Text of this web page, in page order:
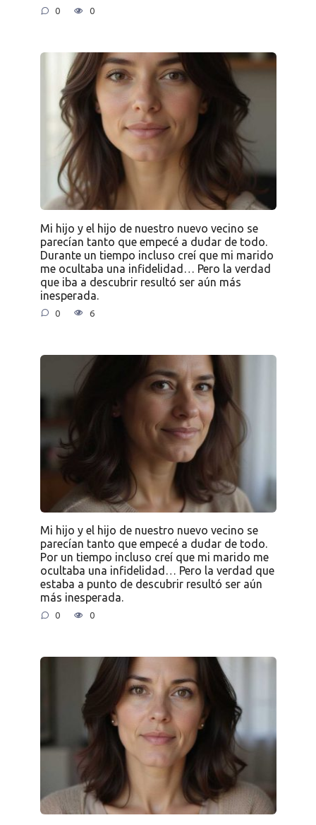
0 0
Mi hijo y el hijo de nuestro nuevo vecino se
parecían tanto que empecé a dudar de todo.
Durante un tiempo incluso creí que mi marido
me ocultaba una infidelidad… Pero la verdad
que iba a descubrir resultó ser aún más
inesperada.
0 6
Mi hijo y el hijo de nuestro nuevo vecino se
parecían tanto que empecé a dudar de todo.
Por un tiempo incluso creí que mi marido me
ocultaba una infidelidad… Pero la verdad que
estaba a punto de descubrir resultó ser aún
más inesperada.
0 0